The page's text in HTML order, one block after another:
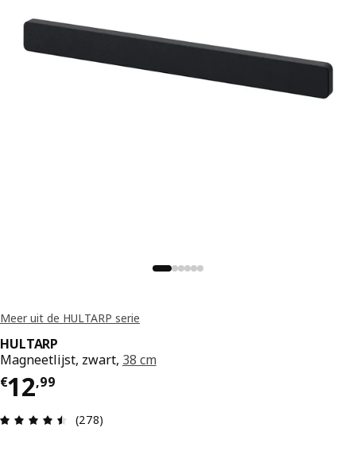
Meer uit de HULTARP serie
HULTARP
Magneetlijst, zwart, 38 cm
€12,99
€ 12,99
Beoordeling: 4.5 van 5 sterren. Totaal
(278)